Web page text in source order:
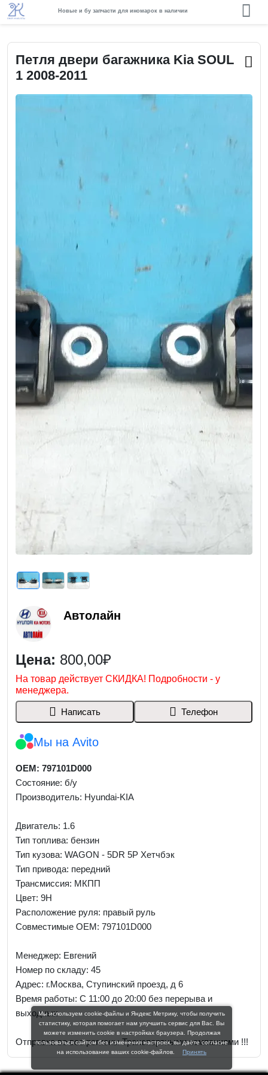
Новые и бу запчасти для иномарок в наличии
Петля двери багажника Kia SOUL
1 2008-2011
❮Previous ❯
Next
Автолайн
Цена: 800,00₽
На товар действует СКИДКА! Подробности - у
менеджера.
Написать Телефон
Мы на Avito
OEM: 797101D000
Состояние: б/у
Производитель: Hyundai-KIA
Двигатель: 1.6
Тип топлива: бензин
Тип кузова: WAGON - 5DR 5P Хетчбэк
Тип привода: передний
Трансмиссия: МКПП
Цвет: 9H
Расположение руля: правый руль
Совместимые OEM: 797101D000
Менеджер: Евгений
Номер по складу: 45
Адрес: г.Москва, Ступинский проезд, д 6
Время работы: С 11:00 до 20:00 без перерыва и
выходных
Отправка во все регионы Транспортными компаниями !!!
Мы используем cookie-файлы и Яндекс Метрику, чтобы получить
статистику, которая помогает нам улучшить сервис для Вас. Вы
можете изменить cookie в настройках браузера. Продолжая
пользоваться сайтом без изменения настроек, вы даёте согласие
на использование ваших cookie-файлов.
Принять